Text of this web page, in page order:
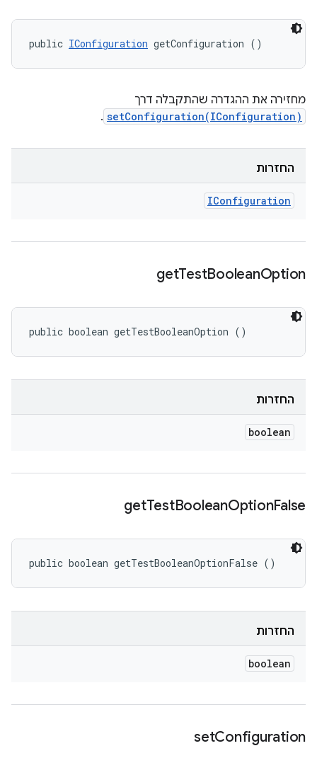
public IConfiguration getConfiguration ()
מחזירה את ההגדרה שהתקבלה דרך
setConfiguration(IConfiguration)
.
החזרות
IConfiguration
getTestBooleanOption
public boolean getTestBooleanOption ()
החזרות
boolean
getTestBooleanOptionFalse
public boolean getTestBooleanOptionFalse ()
החזרות
boolean
setConfiguration